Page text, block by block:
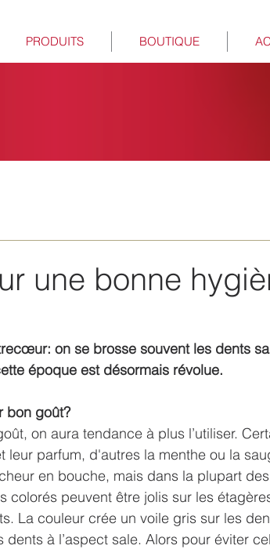
PRODUITS BOUTIQUE
une bonne
on se brosse souvent les dents
époque est désormais révolue.
bon goût?
on aura tendance à plus l’utiliser.
parfum, d'autres la menthe ou la
en bouche, mais dans la plupart
colorés peuvent être jolis sur les
La couleur crée un voile gris sur les
à l’aspect sale. Alors pour éviter